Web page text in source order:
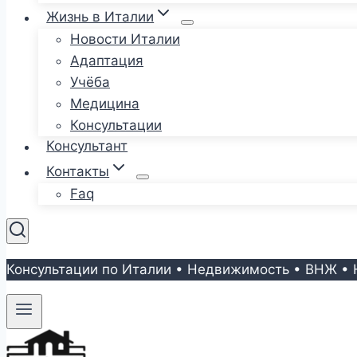
Жизнь в Италии
Новости Италии
Адаптация
Учёба
Медицина
Консультации
Консультант
Контакты
Faq
Консультации по Италии • Недвижимость • ВНЖ •